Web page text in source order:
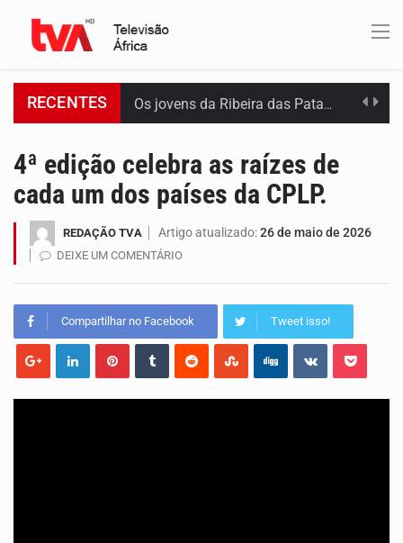
RECENTES
Capacitar crianças para que conheçam os seus direitos, façam ouvir a sua voz e se…
A campanha agrícola arrancou de forma lenta em Santiago. A irregularidade das chuvas está a…
Arrancou esta segunda-feira a formação do primeiro Programa de Treinamento em Epidemiologia de Campo de…
4ª edição celebra as raízes de
cada um dos países da CPLP.
REDAÇÃO TVA Artigo atualizado:26 de maio de 2026
DEIXE UM COMENTÁRIO
Compartilhar no Facebook Tweet isso!